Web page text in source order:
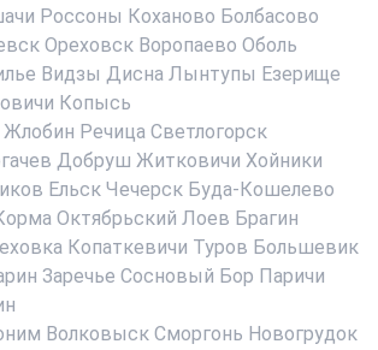
Россоны Коханово Болбасово
Ореховск Воропаево Оболь
Видзы Дисна Лынтупы Езерище
Копысь
Жлобин Речица Светлогорск
Добруш Житковичи Хойники
Ельск Чечерск Буда-Кошелево
Октябрьский Лоев Брагин
Копаткевичи Туров Большевик
Заречье Сосновый Бор Паричи
Волковыск Сморгонь Новогрудок